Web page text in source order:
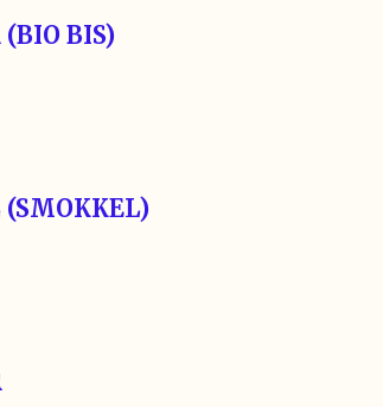
BIS)
(SMOKKEL)